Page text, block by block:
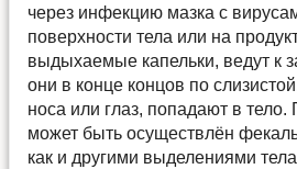
через инфекцию мазка с
поверхности тела или на
выдыхаемые капельки, ведут к
они в конце концов по
носа или глаз, попадают в тело.
может быть осуществлён
как и другими выделениями